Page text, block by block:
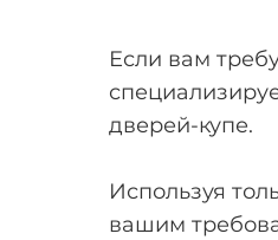
Если вам
дверей-купе.
Используя
вашим